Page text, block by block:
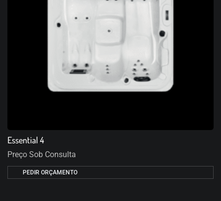
Essential 4
Preço Sob Consulta
PEDIR ORÇAMENTO